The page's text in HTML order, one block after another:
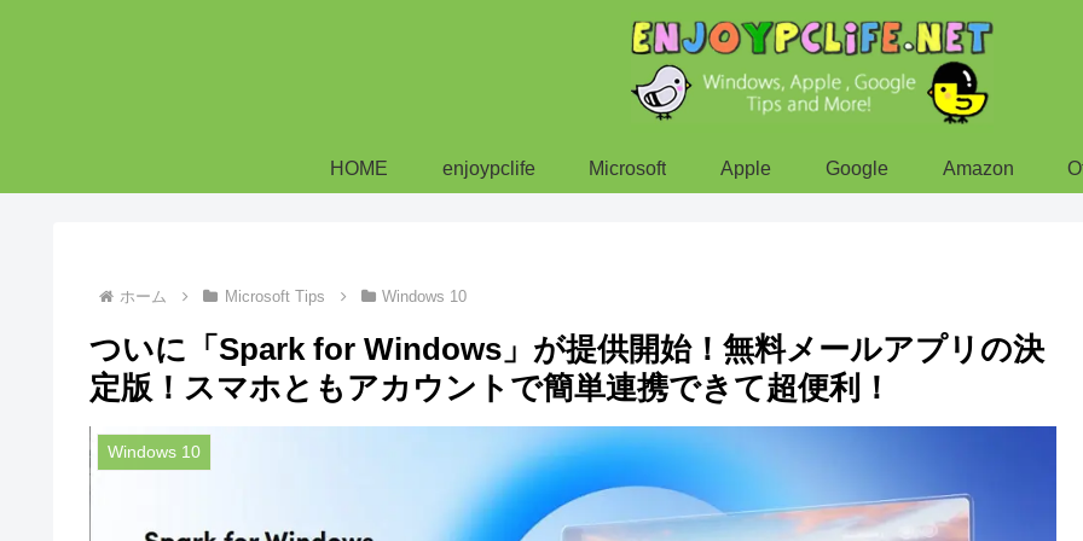
HOME enjoypclife Microsoft Apple Google Amazon
ホーム Microsoft Tips Windows 10
ついに「Spark for Windows」が提供開始！無料メールアプリの決
定版！スマホともアカウントで簡単連携できて超便利！
Windows 10